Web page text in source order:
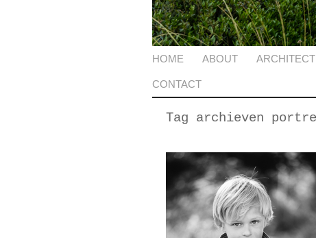
HOME ABOUT
CONTACT
Tag archieven